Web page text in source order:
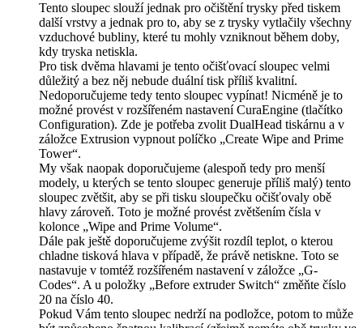
Tento sloupec slouží jednak pro očištění trysky před tiskem
další vrstvy a jednak pro to, aby se z trysky vytlačily všechny
vzduchové bubliny, které tu mohly vzniknout během doby,
kdy tryska netiskla.
Pro tisk dvěma hlavami je tento očišťovací sloupec velmi
důležitý a bez něj nebude duální tisk příliš kvalitní.
Nedoporučujeme tedy tento sloupec vypínat! Nicméně je to
možné provést v rozšířeném nastavení CuraEngine (tlačítko
Configuration). Zde je potřeba zvolit DualHead tiskárnu a v
záložce Extrusion vypnout políčko „Create Wipe and Prime
Tower“.
My však naopak doporučujeme (alespoň tedy pro menší
modely, u kterých se tento sloupec generuje příliš malý) tento
sloupec zvětšit, aby se při tisku sloupečku očišťovaly obě
hlavy zároveň. Toto je možné provést zvětšením čísla v
kolonce „Wipe and Prime Volume“.
Dále pak ještě doporučujeme zvýšit rozdíl teplot, o kterou
chladne tisková hlava v případě, že právě netiskne. Toto se
nastavuje v tomtéž rozšířeném nastavení v záložce „G-
Codes“. A u položky „Before extruder Switch“ změňte číslo
20 na číslo 40.
Pokud Vám tento sloupec nedrží na podložce, potom to může